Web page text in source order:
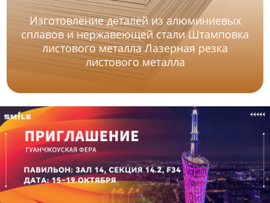
Изготовление деталей из алюминиевых
сплавов и нержавеющей стали Штамповка
листового металла Лазерная резка
листового металла